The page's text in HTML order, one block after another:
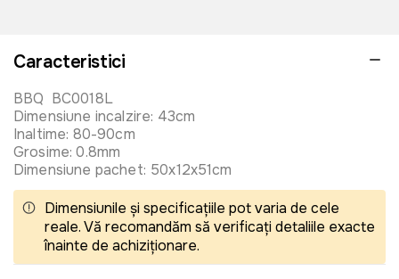
Caracteristici
BBQ BC0018L
Dimensiune incalzire: 43cm
Inaltime: 80-90cm
Grosime: 0.8mm
Dimensiune pachet: 50x12x51cm
Dimensiunile și specificațiile pot varia de cele
reale. Vă recomandăm să verificați detaliile exacte
înainte de achiziționare.